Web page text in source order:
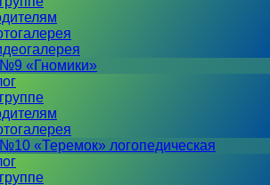
№9 «Гномики»
«Теремок» логопедическая